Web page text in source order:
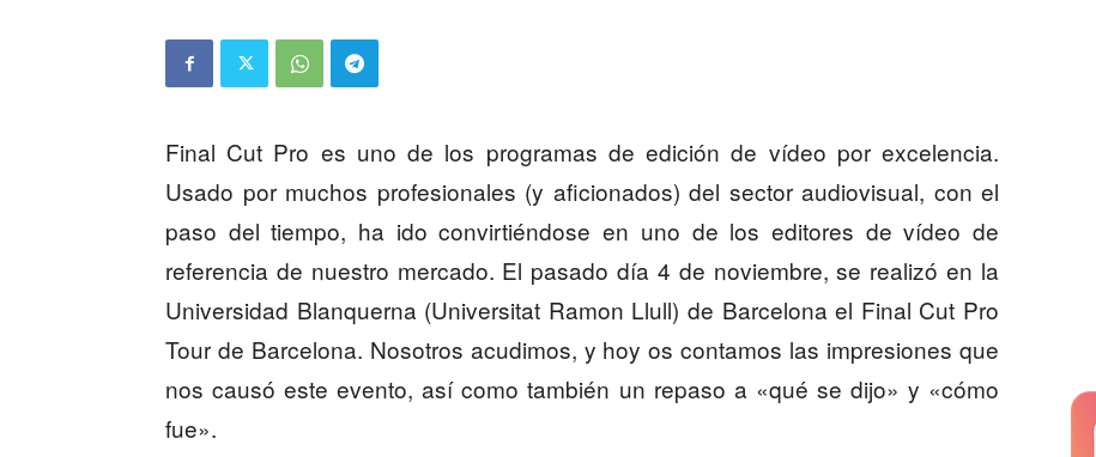
Final Cut Pro es uno de los programas de edición de vídeo por excelencia.
Usado por muchos profesionales (y aficionados) del sector audiovisual, con el
paso del tiempo, ha ido convirtiéndose en uno de los editores de vídeo de
referencia de nuestro mercado. El pasado día 4 de noviembre, se realizó en la
Universidad Blanquerna (Universitat Ramon Llull) de Barcelona el Final Cut Pro
Tour de Barcelona. Nosotros acudimos, y hoy os contamos las impresiones que
nos causó este evento, así como también un repaso a «qué se dijo» y «cómo
fue».